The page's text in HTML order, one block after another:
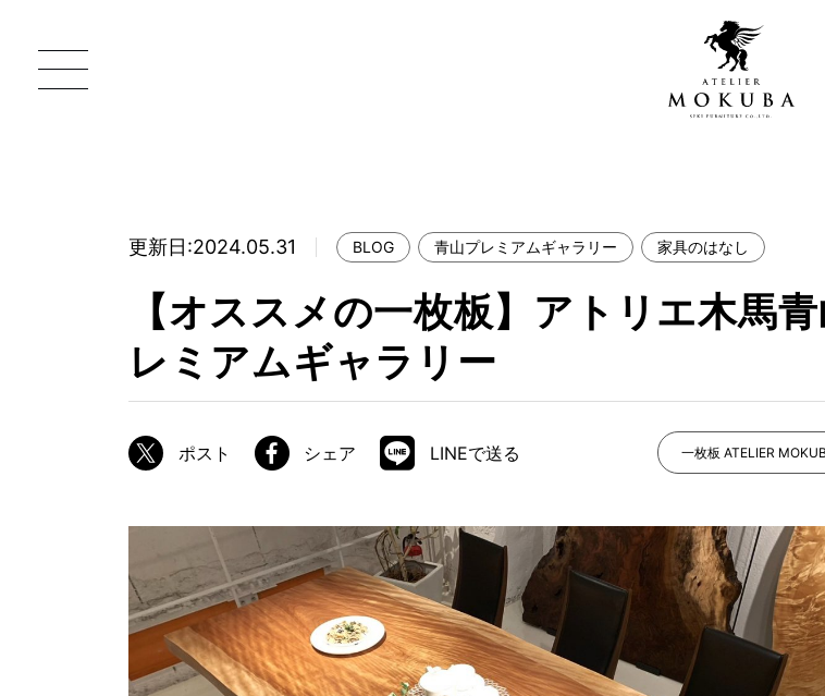
MOKUBA について
ブランドコンセプト
職人の技能・技巧
ATELIER MOKUBAの一枚板テーブル
ATELIER MOKUBAの一枚板×異素材
特別なダイニングチェア
一枚板用のテーブル脚
青山プレミアムギャラリー
横浜ギャラリー
大阪梅田ギャラリー
アウトレット神戸店
大川ギャラリー【本店】
天神ギャラリー
公式オンラインストア
新
納
納
納
コ
更新日:2024.05.31 BLOG 青山プレミアムギャラリー 家具のはなし
【オススメの一枚板】アトリエ木馬
レミアムギャラリー
ポスト シェア LINEで送る 一枚板 ATELIER